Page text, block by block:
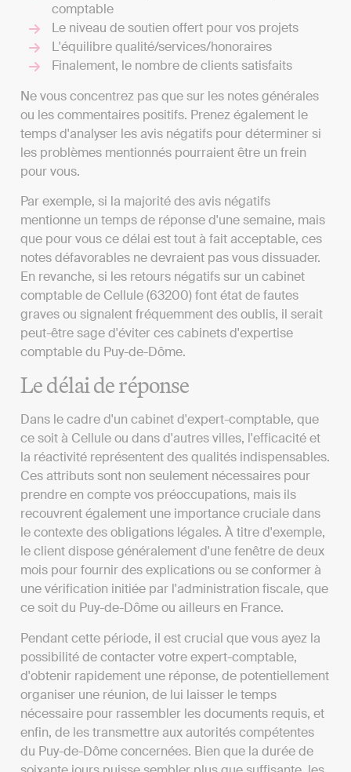
comptable
Le niveau de soutien offert pour vos projets
L'équilibre qualité/services/honoraires
Finalement, le nombre de clients satisfaits
Ne vous concentrez pas que sur les notes générales
ou les commentaires positifs. Prenez également le
temps d'analyser les avis négatifs pour déterminer si
les problèmes mentionnés pourraient être un frein
pour vous.
Par exemple, si la majorité des avis négatifs
mentionne un temps de réponse d'une semaine, mais
que pour vous ce délai est tout à fait acceptable, ces
notes défavorables ne devraient pas vous dissuader.
En revanche, si les retours négatifs sur un cabinet
comptable de Cellule (63200) font état de fautes
graves ou signalent fréquemment des oublis, il serait
peut-être sage d'éviter ces cabinets d'expertise
comptable du Puy-de-Dôme.
Le délai de réponse
Dans le cadre d'un cabinet d'expert-comptable, que
ce soit à Cellule ou dans d'autres villes, l'efficacité et
la réactivité représentent des qualités indispensables.
Ces attributs sont non seulement nécessaires pour
prendre en compte vos préoccupations, mais ils
recouvrent également une importance cruciale dans
le contexte des obligations légales. À titre d'exemple,
le client dispose généralement d'une fenêtre de deux
mois pour fournir des explications ou se conformer à
une vérification initiée par l'administration fiscale, que
ce soit du Puy-de-Dôme ou ailleurs en France.
Pendant cette période, il est crucial que vous ayez la
possibilité de contacter votre expert-comptable,
d'obtenir rapidement une réponse, de potentiellement
organiser une réunion, de lui laisser le temps
nécessaire pour rassembler les documents requis, et
enfin, de les transmettre aux autorités compétentes
du Puy-de-Dôme concernées. Bien que la durée de